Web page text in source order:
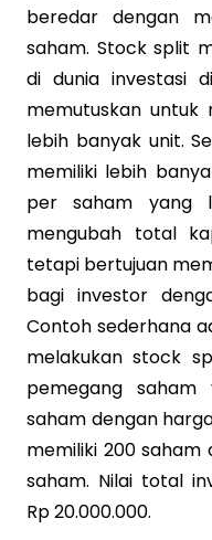
beredar dengan
saham. Stock split
di dunia investasi
memutuskan untuk
lebih banyak unit.
memiliki lebih
per saham yang
mengubah total
tetapi bertujuan
bagi investor
Contoh sederhana
melakukan stock
pemegang saham
saham dengan
memiliki 200 saham
saham. Nilai total
Rp 20.000.000.